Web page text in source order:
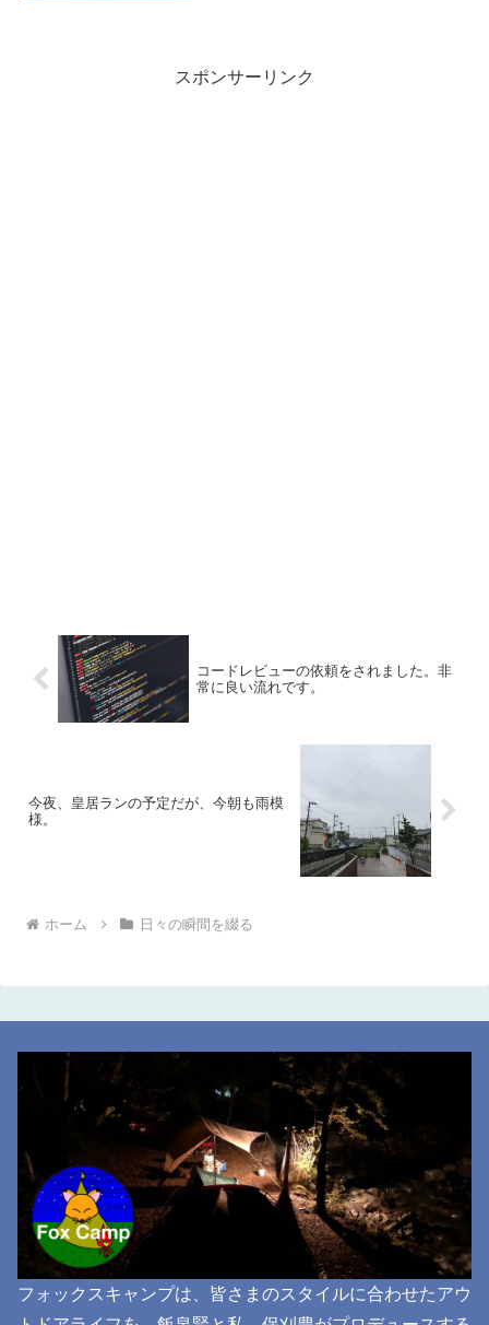
スポンサーリンク
コードレビューの依頼をされました。非
常に良い流れです。
今夜、皇居ランの予定だが、今朝も雨模
様。
ホーム 日々の瞬間を綴る
フォックスキャンプは、皆さまのスタイルに合わせたアウ